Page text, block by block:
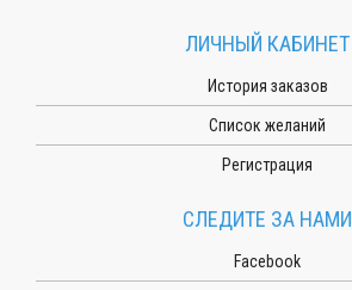
ЛИЧНЫЙ КАБИНЕТ
История заказов
Список желаний
Регистрация
СЛЕДИТЕ ЗА НАМИ
Facebook